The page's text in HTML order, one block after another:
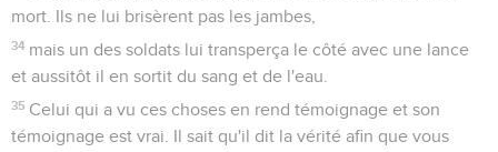
mort. Ils ne lui brisèrent pas les jambes,
34 mais un des soldats lui transperça le côté avec une lance
et aussitôt il en sortit du sang et de l'eau.
35 Celui qui a vu ces choses en rend témoignage et son
témoignage est vrai. Il sait qu'il dit la vérité afin que vous